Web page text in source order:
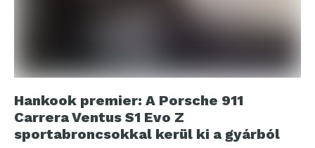
Hankook premier: A Porsche 911
Carrera Ventus S1 Evo Z
sportabroncsokkal kerül ki a gyárból